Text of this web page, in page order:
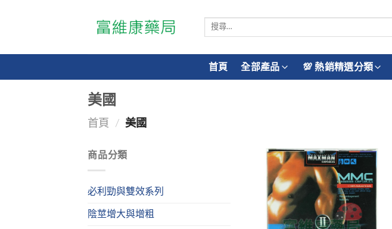
搜
鍵
字:
首頁 全部產品 💯 熱銷精選分類
美國
首頁 / 美國
商品分類
必利勁與雙效系列
陰莖增大與增粗